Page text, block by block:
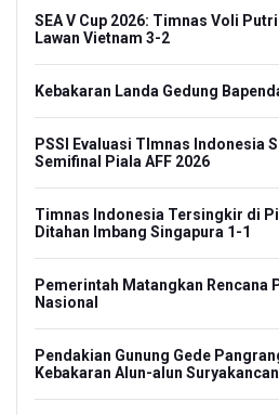
SEA V Cup 2026: Timnas Voli
Lawan Vietnam 3-2
Kebakaran Landa Gedung
PSSI Evaluasi TImnas Indonesia
Semifinal Piala AFF 2026
Timnas Indonesia Tersingkir di
Ditahan Imbang Singapura 1-1
Pemerintah Matangkan Rencana
Nasional
Pendakian Gunung Gede
Kebakaran Alun-alun